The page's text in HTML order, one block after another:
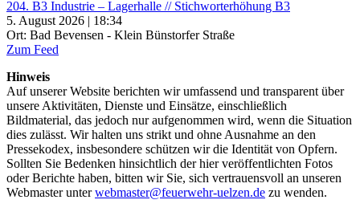
204. B3 Industrie – Lagerhalle // Stichworterhöhung B3
5. August 2026 | 18:34
Ort: Bad Bevensen - Klein Bünstorfer Straße
Zum Feed
Hinweis
Auf unserer Website berichten wir umfassend und transparent über
unsere Aktivitäten, Dienste und Einsätze, einschließlich
Bildmaterial, das jedoch nur aufgenommen wird, wenn die Situation
dies zulässt. Wir halten uns strikt und ohne Ausnahme an den
Pressekodex, insbesondere schützen wir die Identität von Opfern.
Sollten Sie Bedenken hinsichtlich der hier veröffentlichten Fotos
oder Berichte haben, bitten wir Sie, sich vertrauensvoll an unseren
Webmaster unterwebmaster@feuerwehr-uelzen.de zu wenden.